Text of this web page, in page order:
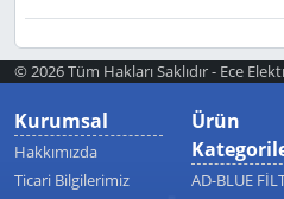
© 2026 Tüm Hakları Saklıdır - Ece
Kurumsal
Hakkımızda
Ticari Bilgilerimiz
Ürün
AD-BLUE